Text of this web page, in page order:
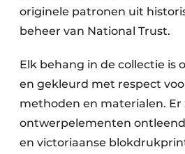
originele patronen uit
beheer van National Trust.
Elk behang in de collectie is
en gekleurd met respect
methoden en materialen. Er
ontwerpelementen
en victoriaanse